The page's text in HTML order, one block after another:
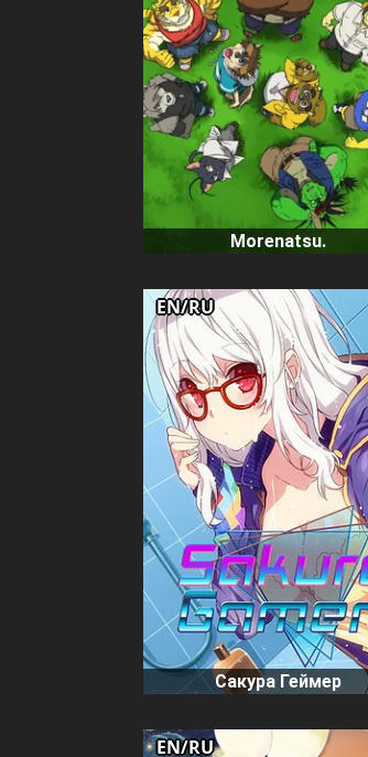
Morenatsu.
Сакура Геймер
EN/RU
EN/RU